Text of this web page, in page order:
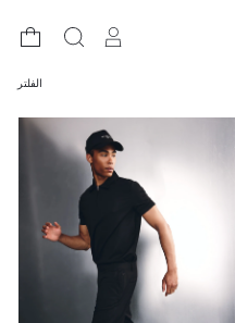
الفلتر